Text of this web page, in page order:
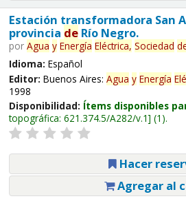
Estación transformadora San
provincia deRío Negro.
por Agua y Energía Eléctrica, Sociedad
Idioma: Español
Editor: Buenos Aires: Agua y Energía
1998
Disponibilidad: Ítems disponibles
topográfica: 621.374.5/A282/v.1 (1).
Hacer
Agregar al